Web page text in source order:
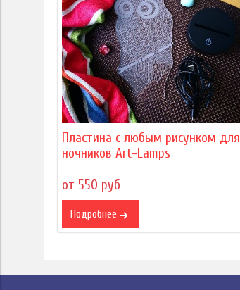
Пластина с любым рисунком для
ночников Art-Lamps
от 550 руб
Подробнее